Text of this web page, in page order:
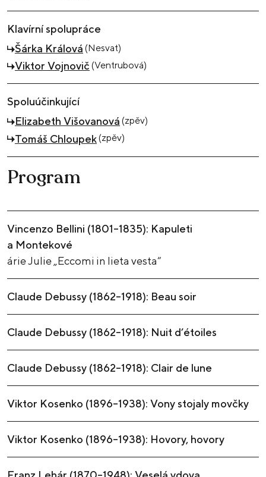
Klavírní spolupráce
Šárka Králová (Nesvat)
Viktor Vojnovič (Ventrubová)
Spoluúčinkující
Elizabeth Višovanová (zpěv)
Tomáš Chloupek(zpěv)
Program
Vincenzo Bellini (1801–1835): Kapuleti
a Montekové
árie Julie „Eccomi in lieta vesta“
Claude Debussy (1862–1918): Beau soir
Claude Debussy (1862–1918): Nuit d’étoiles
Claude Debussy (1862–1918): Clair de lune
Viktor Kosenko (1896–1938): Vony stojaly movčky
Viktor Kosenko (1896–1938): Hovory, hovory